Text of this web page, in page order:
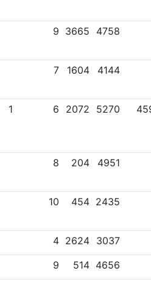
9 3665 4758
7 1604 4144
1 6 2072 5270
8 204 4951
10 454 2435
4 2624 3037
9 514 4656